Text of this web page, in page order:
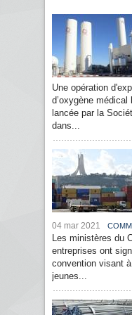
Une opération
d’oxygène
lancée par la
dans...
04 mar 2021
Les ministères du
entreprises ont
convention visant
jeunes...